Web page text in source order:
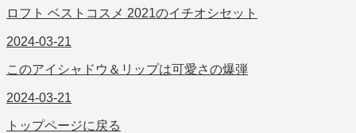
ロフト ベストコスメ 2021のイチオシセット
2024-03-21
このアイシャドウ＆リップは可愛さの爆弾
2024-03-21
トップページに戻る